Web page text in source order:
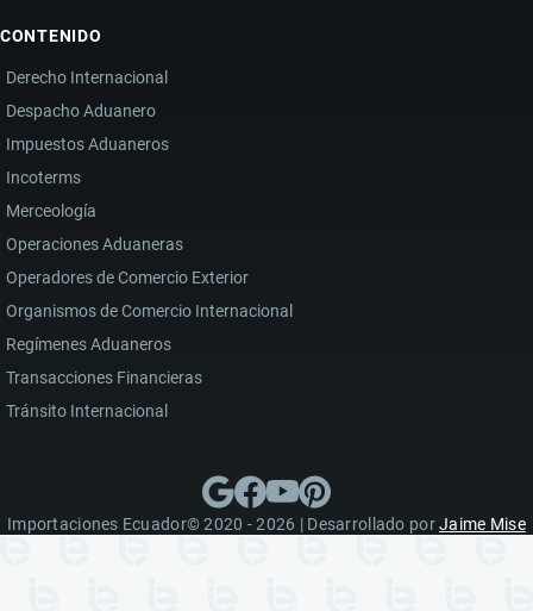
CONTENIDO
Derecho Internacional
Despacho Aduanero
Impuestos Aduaneros
Incoterms
Merceología
Operaciones Aduaneras
Operadores de Comercio Exterior
Organismos de Comercio Internacional
Regímenes Aduaneros
Transacciones Financieras
Tránsito Internacional
Importaciones Ecuador© 2020 - 2026 | Desarrollado porJaime Mise